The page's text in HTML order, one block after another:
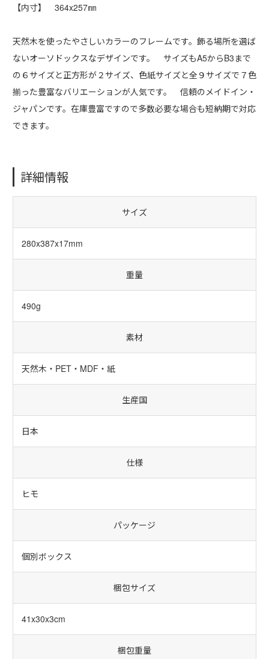
【内寸】 364x257㎜
天然木を使ったやさしいカラーのフレームです。飾る場所を選ば
ないオーソドックスなデザインです。 サイズもA5からB3まで
の６サイズと正方形が２サイズ、色紙サイズと全９サイズで７色
揃った豊富なバリエーションが人気です。 信頼のメイドイン・
ジャパンです。在庫豊富ですので多数必要な場合も短納期で対応
できます。
詳細情報
サイズ
280x387x17mm
重量
490g
素材
天然木・PET・MDF・紙
生産国
日本
仕様
ヒモ
パッケージ
個別ボックス
梱包サイズ
41x30x3cm
梱包重量